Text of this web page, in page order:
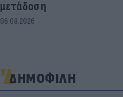
μετάδοση
06.08.2026
ΔΗΜΟΦΙΛΗ